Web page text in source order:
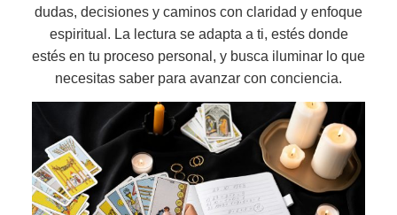
dudas, decisiones y caminos con claridad y enfoque
espiritual. La lectura se adapta a ti, estés donde
estés en tu proceso personal, y busca iluminar lo que
necesitas saber para avanzar con conciencia.